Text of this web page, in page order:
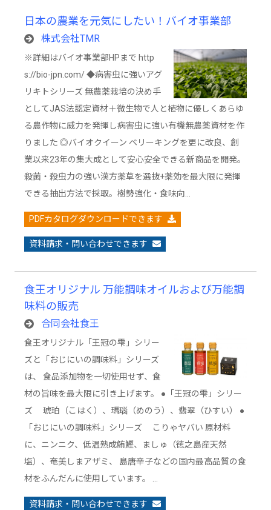
日本の農業を元気にしたい！バイオ事業部
株式会社TMR
※詳細はバイオ事業部HPまで http
s://bio-jpn.com/ ◆病害虫に強いアグ
リキトシリーズ 無農薬栽培の決め手
としてJAS法認定資材＋微生物で人と植物に優しくあらゆ
る農作物に威力を発揮し病害虫に強い有機無農薬資材を作
りました ◎バイオクイーン ベリーキングを更に改良、創
業以来23年の集大成として安心安全できる新商品を開発。
殺菌・殺虫力の強い漢方薬草を選抜+薬効を最大限に発揮
できる抽出方法で採取。樹勢強化・食味向…
PDFカタログダウンロードできます
資料請求・問い合わせできます
食王オリジナル 万能調味オイルおよび万能調
味料の販売
合同会社食王
食王オリジナル「王冠の雫」シリー
ズと「おじにいの調味料」シリーズ
は、 食品添加物を一切使用せず、食
材の旨味を最大限に引き上げます。 ●「王冠の雫」シリー
ズ 琥珀（こはく）、瑪瑙（めのう）、翡翠（ひすい） ●
「おじにいの調味料」シリーズ こりゃヤバい 原材料
に、ニンニク、低温熟成鮪鰹、ましゅ（徳之島産天然
塩）、奄美しまアザミ、 島唐辛子などの国内最高品質の食
材をふんだんに使用しています。 …
資料請求・問い合わせできます